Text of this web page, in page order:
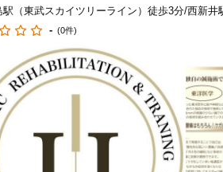
駐車場あり
設備の特徴
キッズスペースあり
女性向けの特徴
女性スタッフ在籍
駅（東武スカイツリーライン）徒歩3分/西新井
- (0件)